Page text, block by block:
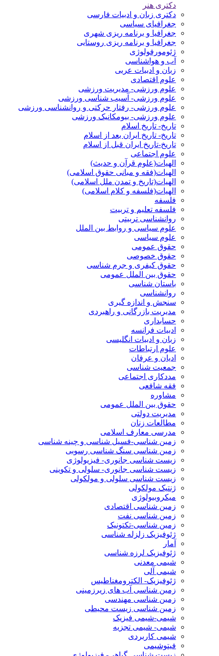
دکتری هنر
دکتری زبان و ادبیات فارسی
جغرافیای سیاسی
جغرافیا و برنامه ریزی شهری
جغرافیا و برنامه ریزی روستایی
ژئومورفولوژی
آب و هواشناسی
زبان و ادبیات عربی
علوم اقتصادی
علوم ورزشی- مدیریت ورزشی
علوم ورزشی- آسیب شناسی ورزشی
علوم ورزشی- رفتار حرکتی و روانشناسی ورزشی
علوم ورزشی- بیومکانیک ورزشی
تاریخ- تاریخ اسلام
تاریخ- تاریخ ایران بعد از اسلام
تاریخ-تاریخ ایران قبل از اسلام
علوم اجتماعی
الهیات(علوم قرآن و حدیث)
الهیات(فقه و مبانی حقوق اسلامی)
الهیات(تاریخ و تمدن ملل اسلامی)
الهیات(فلسفه و کلام اسلامی)
فلسفه
فلسفه تعلیم و تربیت
روانشناسی تربیتی
علوم سیاسی و روابط بین الملل
علوم سیاسی
حقوق عمومی
حقوق خصوصی
حقوق کیفری و جرم شناسی
حقوق بین الملل عمومی
باستان شناسی
روانشناسی
سنجش و اندازه گیری
مدیریت بازرگانی و راهبردی
حسابداری
ادبیات فرانسه
زبان و ادبیات انگلیسی
علوم ارتباطات
ادیان و عرفان
جمعیت شناسی
مددکاری اجتماعی
فقه شافعی
مشاوره
حقوق بین الملل عمومی
مدیریت دولتی
مطالعات زنان
مدرسی معارف اسلامی
زمین شناسی-فسیل شناسی و چینه شناسی
زمین شناسی سنگ شناسی رسوبی
زیست شناسی جانوری- فیزیولوژی
زیست شناسی جانوری- سلولی و تکوینی
زیست شناسی سلولی و مولکولی
ژنتیک مولکولی
میکروبیولوژی
زمین شناسی اقتصادی
زمین شناسی نفت
زمین شناسی-تکتونیک
ژئوفیزیک زلزله شناسی
آمار
ژئوفیزیک لرزه شناسی
شیمی معدنی
شیمی آلی
ژئوفیزیک- الکترومغناطیس
زمین شناسی آب های زیرزمینی
زمین شناسی مهندسی
زمین شناسی زیست محیطی
شیمی-شیمی فیزیک
شیمی- شیمی تجزیه
شیمی کاربردی
فیتوشیمی